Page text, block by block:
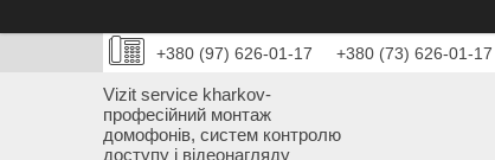
+380 (97) 626-01-17 +380 (73) 626-01-17
Vizit service kharkov-
професійний монтаж
домофонів, систем контролю
доступу і відеонагляду